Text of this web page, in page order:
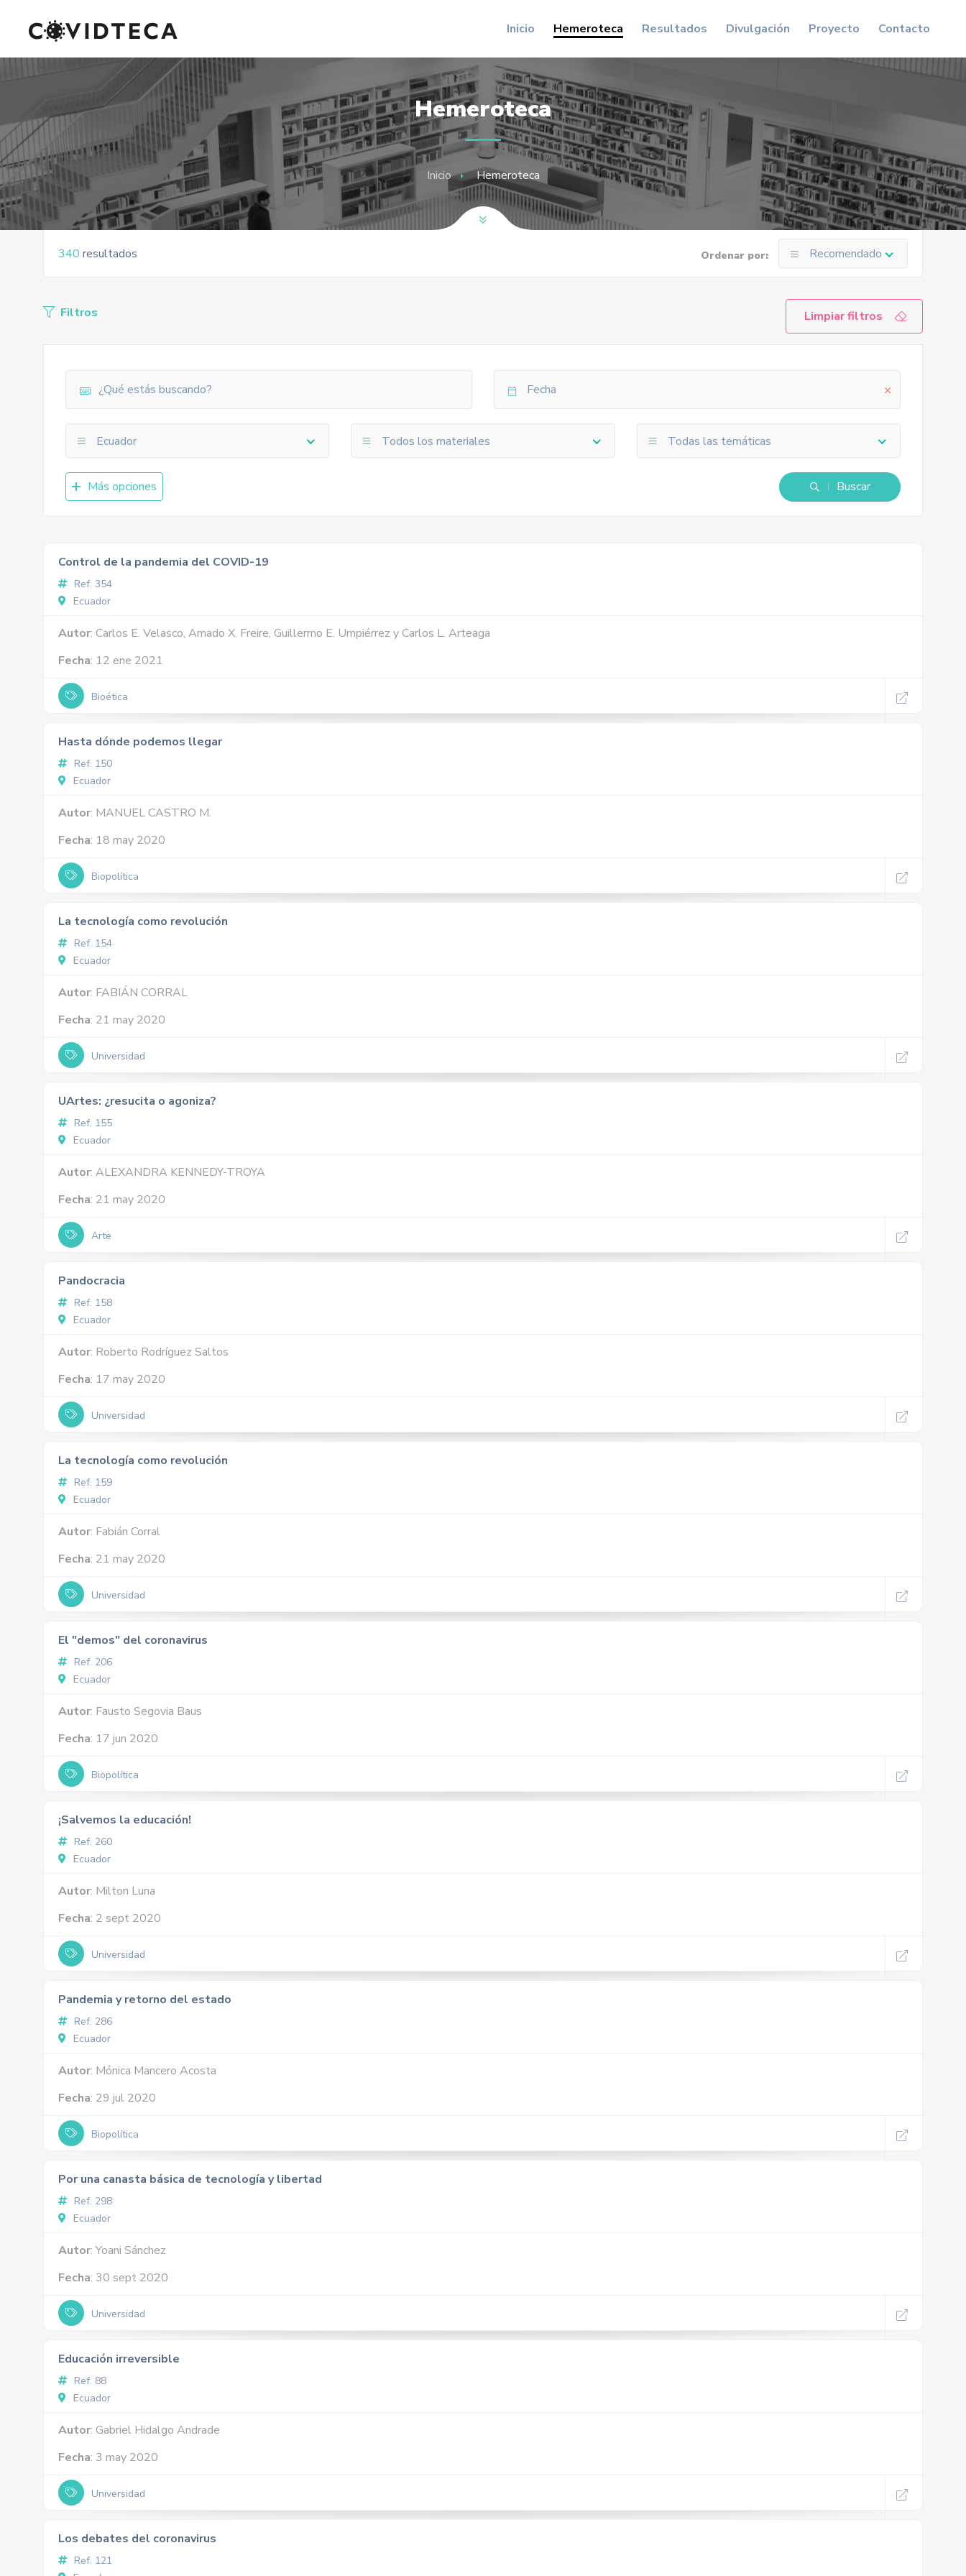
Inicio Hemeroteca Resultados Divulgación Proyecto Contacto
Hemeroteca
Inicio Hemeroteca
340 resultados Ordenar por: Recomendado
Filtros Limpiar filtros
Ecuador Todos los materiales Todas las temáticas
Más opciones Buscar
Control de la pandemia del COVID-19
Ref. 354
Ecuador
Autor: Carlos E. Velasco, Amado X. Freire, Guillermo E. Umpiérrez y Carlos L. Arteaga
Fecha: 12 ene 2021
Bioética
Hasta dónde podemos llegar
Ref. 150
Ecuador
Autor: MANUEL CASTRO M.
Fecha: 18 may 2020
Biopolítica
La tecnología como revolución
Ref. 154
Ecuador
Autor: FABIÁN CORRAL
Fecha: 21 may 2020
Universidad
UArtes: ¿resucita o agoniza?
Ref. 155
Ecuador
Autor: ALEXANDRA KENNEDY-TROYA
Fecha: 21 may 2020
Arte
Pandocracia
Ref. 158
Ecuador
Autor: Roberto Rodríguez Saltos
Fecha: 17 may 2020
Universidad
La tecnología como revolución
Ref. 159
Ecuador
Autor: Fabián Corral
Fecha: 21 may 2020
Universidad
El "demos" del coronavirus
Ref. 206
Ecuador
Autor: Fausto Segovia Baus
Fecha: 17 jun 2020
Biopolítica
¡Salvemos la educación!
Ref. 260
Ecuador
Autor: Milton Luna
Fecha: 2 sept 2020
Universidad
Pandemia y retorno del estado
Ref. 286
Ecuador
Autor: Mónica Mancero Acosta
Fecha: 29 jul 2020
Biopolítica
Por una canasta básica de tecnología y libertad
Ref. 298
Ecuador
Autor: Yoani Sánchez
Fecha: 30 sept 2020
Universidad
Educación irreversible
Ref. 88
Ecuador
Autor: Gabriel Hidalgo Andrade
Fecha: 3 may 2020
Universidad
Los debates del coronavirus
Ref. 121